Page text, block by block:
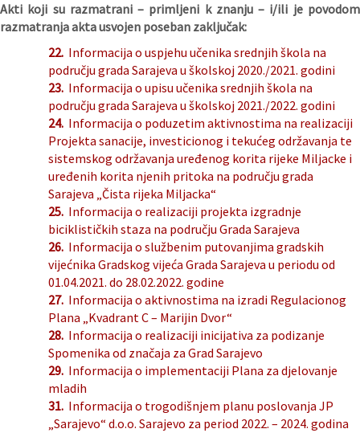
Akti koji su razmatrani – primljeni k znanju – i/ili je povodom
razmatranja akta usvojen poseban zaključak:
22. Informacija o uspjehu učenika srednjih škola na
području grada Sarajeva u školskoj 2020./2021. godini
23. Informacija o upisu učenika srednjih škola na
području grada Sarajeva u školskoj 2021./2022. godini
24. Informacija o poduzetim aktivnostima na realizaciji
Projekta sanacije, investicionog i tekućeg održavanja te
sistemskog održavanja uređenog korita rijeke Miljacke i
uređenih korita njenih pritoka na području grada
Sarajeva „Čista rijeka Miljacka“
25. Informacija o realizaciji projekta izgradnje
biciklističkih staza na području Grada Sarajeva
26. Informacija o službenim putovanjima gradskih
vijećnika Gradskog vijeća Grada Sarajeva u periodu od
01.04.2021. do 28.02.2022. godine
27. Informacija o aktivnostima na izradi Regulacionog
Plana „Kvadrant C – Marijin Dvor“
28. Informacija o realizaciji inicijativa za podizanje
Spomenika od značaja za Grad Sarajevo
29. Informacija o implementaciji Plana za djelovanje
mladih
31. Informacija o trogodišnjem planu poslovanja JP
„Sarajevo“ d.o.o. Sarajevo za period 2022. – 2024. godina